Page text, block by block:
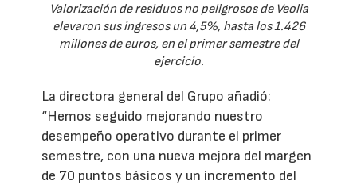
Valorización de residuos no peligrosos de Veolia
elevaron sus ingresos un 4,5%, hasta los 1.426
millones de euros, en el primer semestre del
ejercicio.
La directora general del Grupo añadió:
“Hemos seguido mejorando nuestro
desempeño operativo durante el primer
semestre, con una nueva mejora del margen
de 70 puntos básicos y un incremento del